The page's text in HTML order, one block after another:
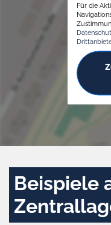
Für die
Beispiele